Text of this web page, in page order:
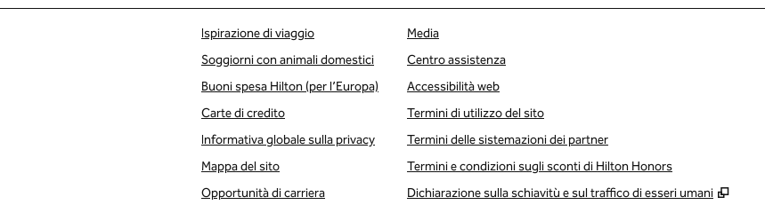
Ispirazione di viaggio
Soggiorni con animali domestici
Buoni spesa Hilton (per l’Europa)
Carte di credito
Informativa globale sulla privacy
Mappa del sito
Opportunità di carriera
Media
Centro assistenza
Accessibilità web
Termini di utilizzo del sito
Termini delle sistemazioni dei partner
Termini e condizioni sugli sconti di Hilton Honors
Dichiarazione sulla schiavitù e sul traffico di esseri umani
,